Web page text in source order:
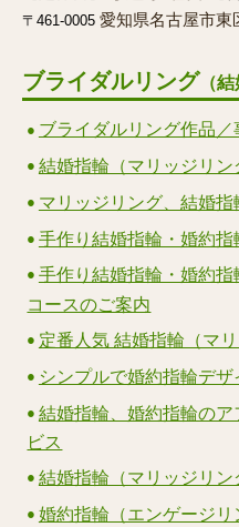
〒461-0005愛知県名古屋市東
ブライダルリング （
ブライダルリング作品／
結婚指輪（マリッジリ
マリッジリング、結婚
手作り結婚指輪・婚約
手作り結婚指輪・婚約
コースのご案内
定番人気 結婚指輪（マ
シンプルで婚約指輪デ
結婚指輪、婚約指輪の
ビス
結婚指輪（マリッジリン
婚約指輪（エンゲージ